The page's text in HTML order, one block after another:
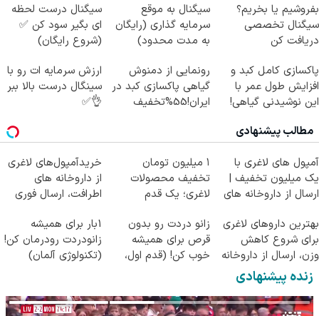
بفروشیم یا بخریم؟
سیگنال تخصصی
دریافت کن
سیگنال به موقع
سرمایه گذاری (رایگان
به مدت محدود)
سیگنال درست لحظه
ای بگیر سود کن ✅
(شروع رایگان)
پاکسازی کامل کبد و
افزایش طول عمر با
این نوشیدنی گیاهی!
رونمایی از دمنوش
گیاهی پاکسازی کبد در
ایران!55%تخفیف
ارزش سرمایه ات رو با
سینگال درست بالا ببر
👌✅
مطالب پیشنهادی
آمپول های لاغری با
یک میلیون تخفیف |
ارسال از داروخانه های
۱ میلیون تومان
تخفیف محصولات
لاغری؛ یک قدم
کاهش وزن
خریدآمپول‌های لاغری
از داروخانه های
اطرافت، ارسال فوری
بهترین داروهای لاغری
برای شروع کاهش
وزن، ارسال از داروخانه
های نزدیکت!
زانو دردت رو بدون
قرص برای همیشه
خوب کن! (قدم اول،
1بار برای همیشه
زانودردت رودرمان کن!
(تکنولوژی آلمان)
زنده پیشنهادی